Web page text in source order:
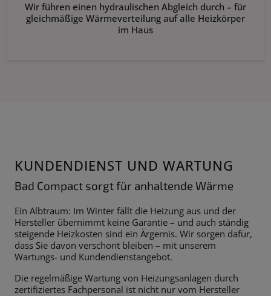
Wir führen einen hydraulischen Abgleich durch – für
gleichmäßige Wärmeverteilung auf alle Heizkörper
im Haus
KUNDENDIENST UND WARTUNG
Bad Compact sorgt für anhaltende Wärme
Ein Albtraum: Im Winter fällt die Heizung aus und der
Hersteller übernimmt keine Garantie – und auch ständig
steigende Heizkosten sind ein Ärgernis. Wir sorgen dafür,
dass Sie davon verschont bleiben – mit unserem
Wartungs- und Kundendienstangebot.
Die regelmäßige Wartung von Heizungsanlagen durch
zertifiziertes Fachpersonal ist nicht nur vom Hersteller